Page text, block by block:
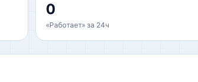
0
«Работает» за 24ч